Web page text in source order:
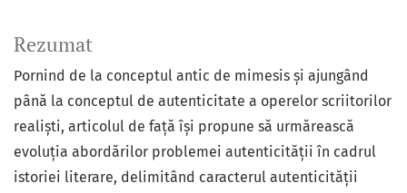
Rezumat
Pornind de la conceptul antic de mimesis şi ajungând
până la conceptul de autenticitate a operelor scriitorilor
realiști, articolul de față își propune să urmărească
evoluția abordărilor problemei autenticității în cadrul
istoriei literare, delimitând caracterul autenticității